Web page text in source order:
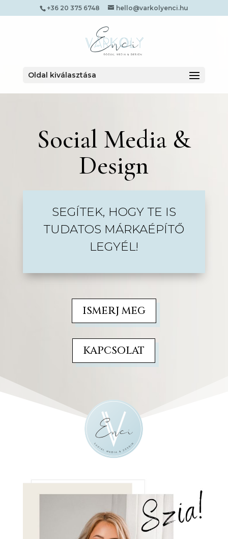
+36 20 375 6748 hello@varkolyenci.hu
Oldal kiválasztása
Social Media &
Design
SEGÍTEK, HOGY TE IS
TUDATOS MÁRKAÉPÍTŐ
LEGYÉL!
ISMERJ MEG
KAPCSOLAT